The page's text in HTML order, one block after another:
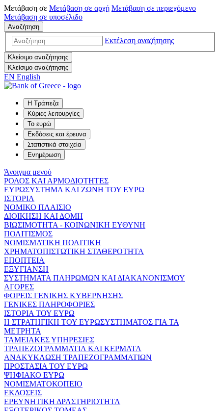
Μετάβαση σε Μετάβαση σε αρχή Μετάβαση σε περιεχόμενο
Μετάβαση σε υποσέλιδο
Αναζήτηση
Εκτέλεση αναζήτησης
Κλείσιμο αναζήτησης
Κλείσιμο αναζήτησης
EN English
Η Τράπεζα
Κύριες λειτουργίες
Το ευρώ
Εκδόσεις και έρευνα
Στατιστικά στοιχεία
Ενημέρωση
Άνοιγμα μενού
ΡΟΛΟΣ ΚΑΙ ΑΡΜΟΔΙΟΤΗΤΕΣ
ΕΥΡΩΣΥΣΤΗΜΑ ΚΑΙ ΖΩΝΗ ΤΟΥ ΕΥΡΩ
ΙΣΤΟΡΙΑ
ΝΟΜΙΚΟ ΠΛΑΙΣΙΟ
ΔΙΟΙΚΗΣΗ ΚΑΙ ΔΟΜΗ
ΒΙΩΣΙΜΟΤΗΤΑ - ΚΟΙΝΩΝΙΚΗ ΕΥΘΥΝΗ
ΠΟΛΙΤΙΣΜΟΣ
ΝΟΜΙΣΜΑΤΙΚΗ ΠΟΛΙΤΙΚΗ
ΧΡΗΜΑΤΟΠΙΣΤΩΤΙΚΗ ΣΤΑΘΕΡΟΤΗΤΑ
ΕΠΟΠΤΕΙΑ
ΕΞΥΓΙΑΝΣΗ
ΣΥΣΤΗΜΑΤΑ ΠΛΗΡΩΜΩΝ ΚΑΙ ΔΙΑΚΑΝΟΝΙΣΜΟΥ
ΑΓΟΡΕΣ
ΦΟΡΕΙΣ ΓΕΝΙΚΗΣ ΚΥΒΕΡΝΗΣΗΣ
ΓΕΝΙΚΕΣ ΠΛΗΡΟΦΟΡΙΕΣ
ΙΣΤΟΡΙΑ ΤΟΥ ΕΥΡΩ
Η ΣΤΡΑΤΗΓΙΚΗ ΤΟΥ ΕΥΡΩΣΥΣΤΗΜΑΤΟΣ ΓΙΑ ΤΑ
ΜΕΤΡΗΤΑ
ΤΑΜΕΙΑΚΕΣ ΥΠΗΡΕΣΙΕΣ
ΤΡΑΠΕΖΟΓΡΑΜΜΑΤΙΑ ΚΑΙ ΚΕΡΜΑΤΑ
ΑΝΑΚΥΚΛΩΣΗ ΤΡΑΠΕΖΟΓΡΑΜΜΑΤΙΩΝ
ΠΡΟΣΤΑΣΙΑ ΤΟΥ ΕΥΡΩ
ΨΗΦΙΑΚΟ ΕΥΡΩ
ΝΟΜΙΣΜΑΤΟΚΟΠΕΙΟ
ΕΚΔΟΣΕΙΣ
ΕΡΕΥΝΗΤΙΚΗ ΔΡΑΣΤΗΡΙΟΤΗΤΑ